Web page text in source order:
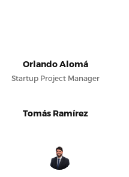
Orlando Alomá
Startup Project Manager
Tomás Ramírez